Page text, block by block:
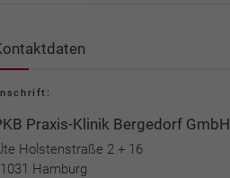
Praxis-Klinik Bergedorf GmbH
Holstenstraße 2 + 16
Hamburg